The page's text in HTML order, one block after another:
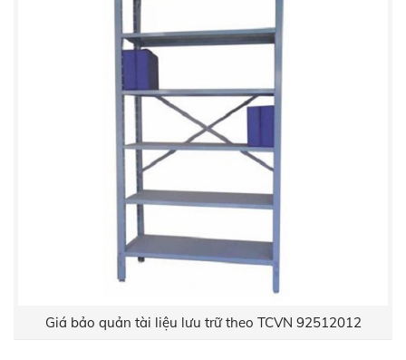
Giá bảo quản tài liệu lưu trữ theo TCVN 92512012